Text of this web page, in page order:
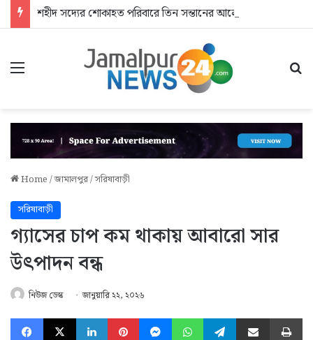
Menu
Home/জামালপুর/সরিষাবাড়ী
সরিষাবাড়ী
গ্যাসের চাপ কম থাকায় আবারো সার
উৎপাদন বন্ধ
নিউজ ডেস্ক জানুয়ারি ২২, ২০২৬
Facebook
X LinkedInPinterestMessengerWhatsAppTelegramShare via Email